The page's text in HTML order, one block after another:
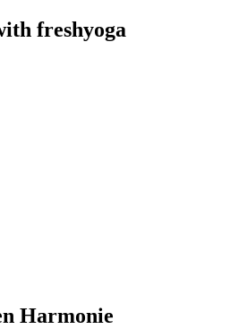
freshyoga
Harmonie